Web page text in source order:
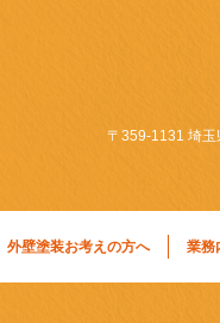
外壁塗装お考えの方へ 業務
〒359-1131 埼